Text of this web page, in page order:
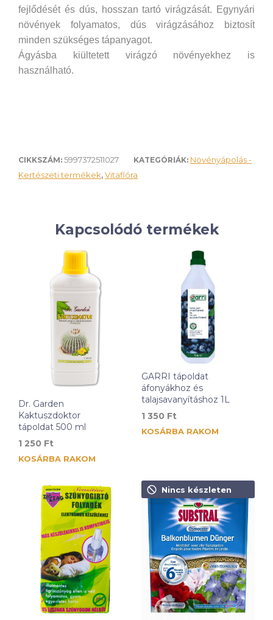
fejlődését és dús, hosszan tartó virágzását. Egynyári
növények folyamatos, dús virágzásához biztosít
minden szükséges tápanyagot.
Ágyásba kiültetett virágzó növényekhez is
használható.
CIKKSZÁM: 5997372511027 KATEGÓRIÁK: Növényápolás -
Kertészeti termékek, Vitaflóra
Kapcsolódó termékek
Dr. Garden
Kaktuszdoktor
tápoldat 500 ml
1 250 Ft
KOSÁRBA RAKOM
GARRI tápoldat
áfonyákhoz és
talajsavanyításhoz 1L
1 350 Ft
KOSÁRBA RAKOM
Nincs készleten